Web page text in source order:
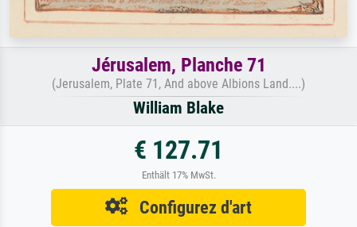
Jérusalem, Planche 71
(Jerusalem, Plate 71, And above Albions Land....)
William Blake
€ 127.71
Enthält 17% MwSt.
Configurez d'art